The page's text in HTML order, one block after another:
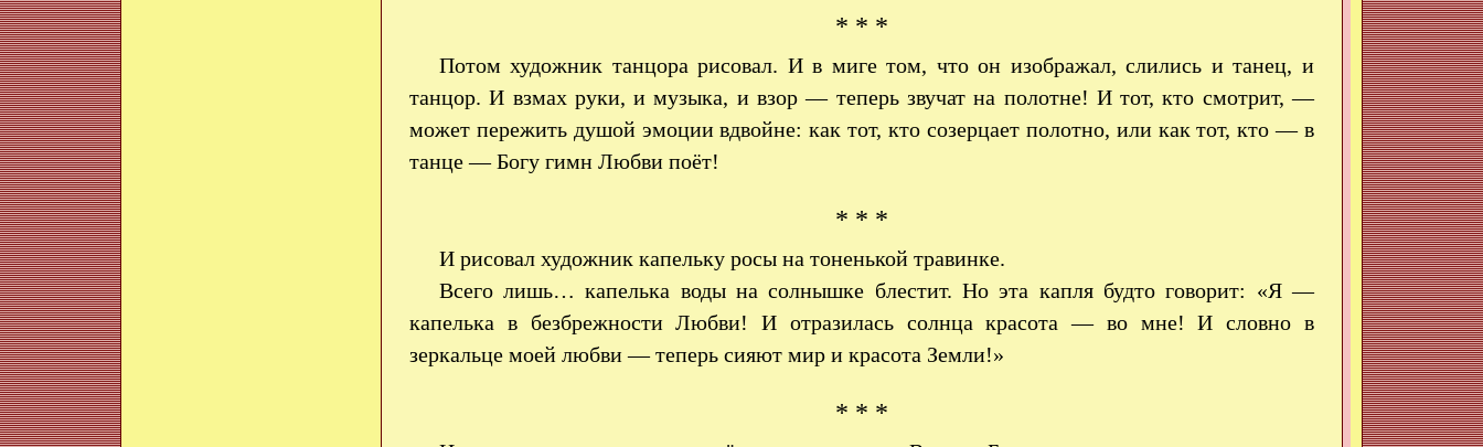
* * *
Потом художник танцора рисовал. И в миге том, что он изображал, слились и танец, и
танцор. И взмах руки, и музыка, и взор — теперь звучат на полотне! И тот, кто смотрит, —
может пережить душой эмоции вдвойне: как тот, кто созерцает полотно, или как тот, кто — в
танце — Богу гимн Любви поёт!
* * *
И рисовал художник капельку росы на тоненькой травинке.
Всего лишь… капелька воды на солнышке блестит. Но эта капля будто говорит: «Я —
капелька в безбрежности Любви! И отразилась солнца красота — во мне! И словно в
зеркальце моей любви — теперь сияют мир и красота Земли!»
* * *